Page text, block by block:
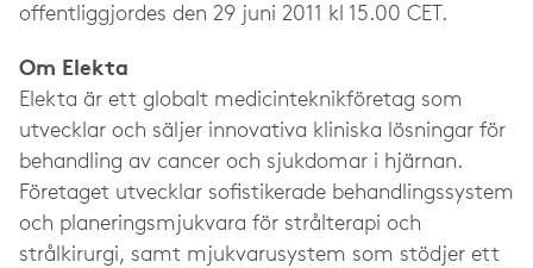
offentliggjordes den 29 juni 2011 kl 15.00 CET.
Om Elekta
Elekta är ett globalt medicinteknikföretag som
utvecklar och säljer innovativa kliniska lösningar för
behandling av cancer och sjukdomar i hjärnan.
Företaget utvecklar sofistikerade behandlingssystem
och planeringsmjukvara för strålterapi och
strålkirurgi, samt mjukvarusystem som stödjer ett